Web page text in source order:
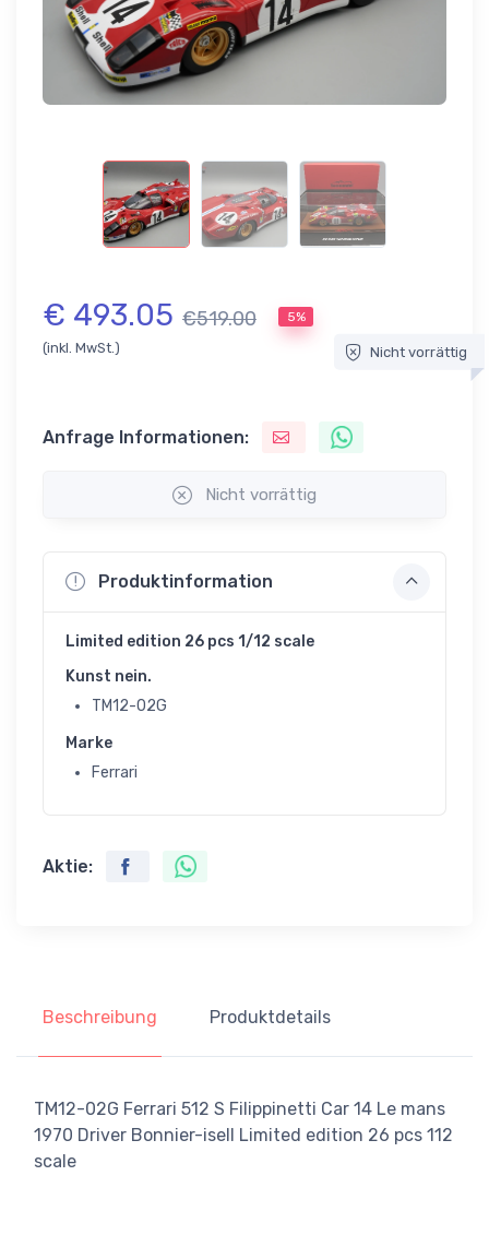
€ 493.05 €519.00 5%
(inkl. MwSt.) Nicht vorrättig
Anfrage Informationen:
Nicht vorrättig
Produktinformation
Limited edition 26 pcs 1/12 scale
Kunst nein.
TM12-02G
Marke
Ferrari
Aktie:
Beschreibung Produktdetails
TM12-02G Ferrari 512 S Filippinetti Car 14 Le mans
1970 Driver Bonnier-isell Limited edition 26 pcs 112
scale